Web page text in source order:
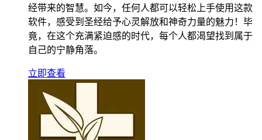
经带来的智慧。如今，任何人都可以轻松上手使用这款
软件，感受到圣经给予心灵解放和神奇力量的魅力！毕
竟，在这个充满紧迫感的时代，每个人都渴望找到属于
自己的宁静角落。
立即查看